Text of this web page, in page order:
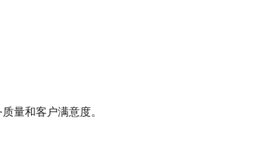
量和客户满意度。